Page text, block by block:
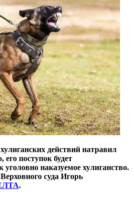
действий натравил
его поступок будет
наказуемое хулиганство.
суда Игорь
.